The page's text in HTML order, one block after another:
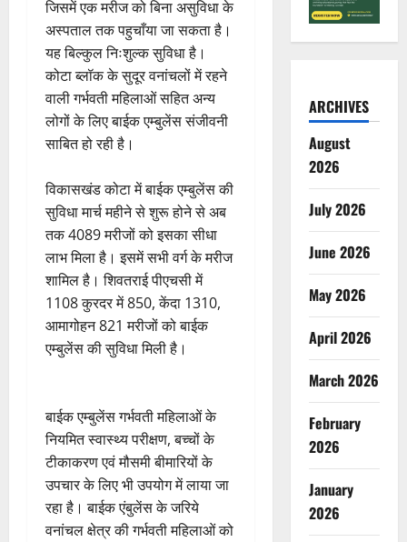
जिसमें एक मरीज को बिना असुविधा के
अस्पताल तक पहुचाँया जा सकता है।
यह बिल्कुल निःशुल्क सुविधा है।
कोटा ब्लॉक के सुदूर वनांचलों में रहने
वाली गर्भवती महिलाओं सहित अन्य
लोगों के लिए बाईक एम्बुलेंस संजीवनी
साबित हो रही है।
विकासखंड कोटा में बाईक एम्बुलेंस की
सुविधा मार्च महीने से शुरू होने से अब
तक 4089 मरीजों को इसका सीधा
लाभ मिला है। इसमें सभी वर्ग के मरीज
शामिल है। शिवतराई पीएचसी में
1108 कुरदर में 850, केंदा 1310,
आमागोहन 821 मरीजों को बाईक
एम्बुलेंस की सुविधा मिली है।
बाईक एम्बुलेंस गर्भवती महिलाओं के
नियमित स्वास्थ्य परीक्षण, बच्चों के
टीकाकरण एवं मौसमी बीमारियों के
उपचार के लिए भी उपयोग में लाया जा
रहा है। बाईक एंबुलेंस के जरिये
वनांचल क्षेत्र की गर्भवती महिलाओं को
ARCHIVES
August
2026
July 2026
June 2026
May 2026
April 2026
March 2026
February
2026
January
2026